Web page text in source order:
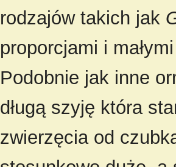
rodzajów takich jak
proporcjami i
Podobnie jak inne
długą szyję która
zwierzęcia od